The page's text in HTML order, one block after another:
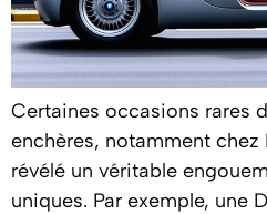
Certaines occasions rares
enchères, notamment chez
révélé un véritable
uniques. Par exemple, une